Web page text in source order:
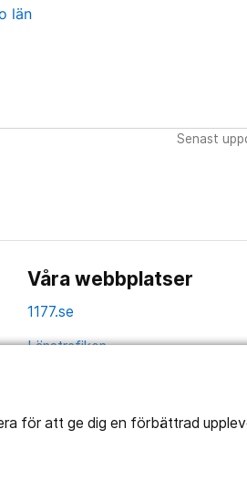
för att ge dig en förbättrad
län
Senast
Våra webbplatser
1177.se
Länstrafiken
Utveckling